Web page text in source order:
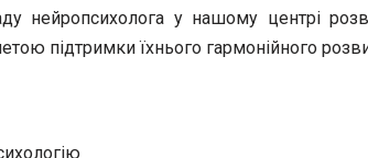
нейропсихолога у нашому центрі
підтримки їхнього гармонійного